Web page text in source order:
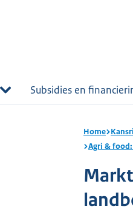
Subsidies en
Home
Agri &